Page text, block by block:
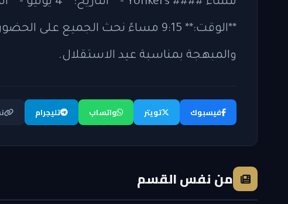
**الوقت:** 9:15 مساءً نحث الجميع على
والمبهجة بمناسبة عيد الاستقلال.
فيسبوك تويتر واتساب تليجرام
من نفس القسم